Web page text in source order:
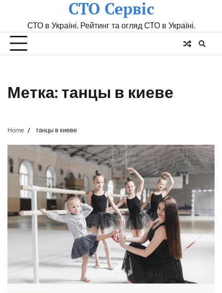
СТО Сервіс
СТО в Україні. Рейтинг та огляд СТО в Україні.
Метка: танцы в киеве
Home танцы в киеве